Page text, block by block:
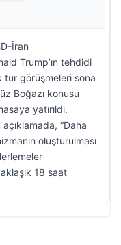
İran
Trump’ın tehdidi
tur görüşmeleri sona
Boğazı konusu
yatırıldı.
“Daha
oluşturulması
18 saat